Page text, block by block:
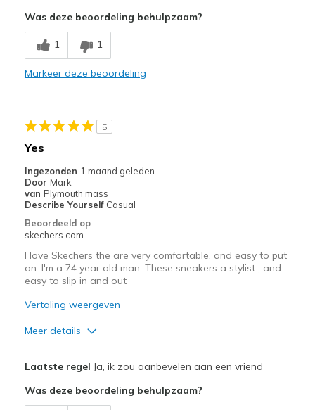
Minpunten
Ok
Beste toepassingen
Width
Feels too wide
Sizing
Was deze beoordeling behulpzaam?
1 1
Markeer deze beoordeling
5
Yes
Ingezonden 1 maand geleden
Door Mark
van Plymouth mass
Describe Yourself Casual
Beoordeeld op
skechers.com
I love Skechers the are very comfortable, and easy to put
on: I'm a 74 year old man. These sneakers a stylist , and
easy to slip in and out
Vertaling weergeven
Meer details
Breathe Well
Laatste regel Ja, ik zou aanbevelen aan een vriend
Was deze beoordeling behulpzaam?